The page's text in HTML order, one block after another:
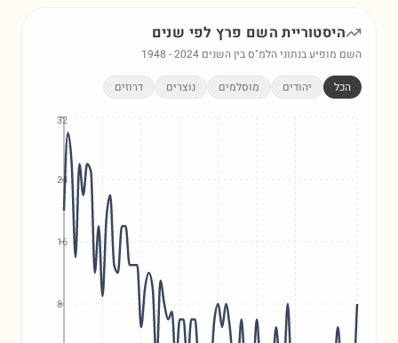
היסטוריית השם פרץלפי שנים
השם מופיע בנתוני הלמ"ס בין השנים 1948 -2024
הכל יהודים מוסלמים נוצרים דרוזים
8
16
24
32